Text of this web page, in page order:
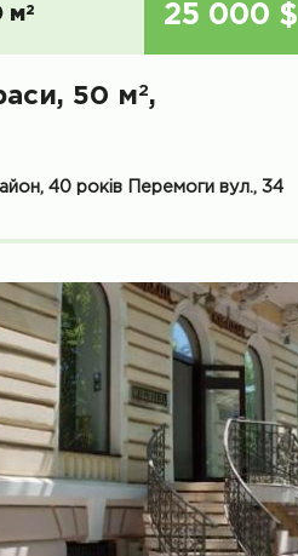
м2 25 000 $
50 м2,
40 років Перемоги вул., 34